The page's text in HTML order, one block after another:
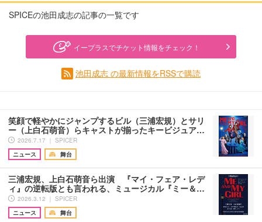
SPICEの池田成志の記事の一覧です
イープラスでチケット情報をチェック！
池田成志 の最新情報をRSSで購読
笑顔で軽やかにジャンプするビル（三浦宏規）とサリ
ー（上白石萌音）らキャストが揃ったキービジュア…
2026.7.17 ｜ SPICER
ニュース
舞台
三浦宏規、上白石萌音ら出演 『マイ・フェア・レデ
ィ』の逆転版とも言われる、ミュージカル『ミー＆…
2026.3.12 ｜ SPICER
ニュース
舞台